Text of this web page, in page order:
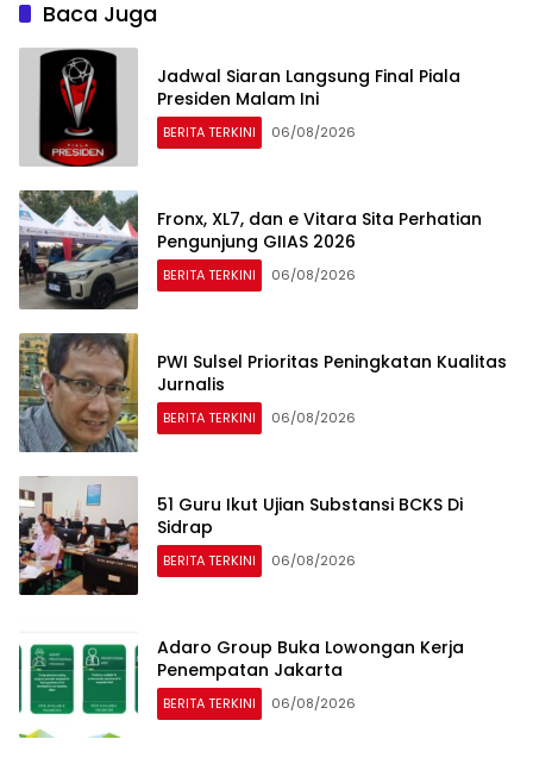
Baca Juga
Jadwal Siaran Langsung Final Piala
Presiden Malam Ini
BERITA TERKINI 06/08/2026
Fronx, XL7, dan e Vitara Sita Perhatian
Pengunjung GIIAS 2026
BERITA TERKINI 06/08/2026
PWI Sulsel Prioritas Peningkatan Kualitas
Jurnalis
BERITA TERKINI 06/08/2026
51 Guru Ikut Ujian Substansi BCKS Di
Sidrap
BERITA TERKINI 06/08/2026
Adaro Group Buka Lowongan Kerja
Penempatan Jakarta
BERITA TERKINI 06/08/2026